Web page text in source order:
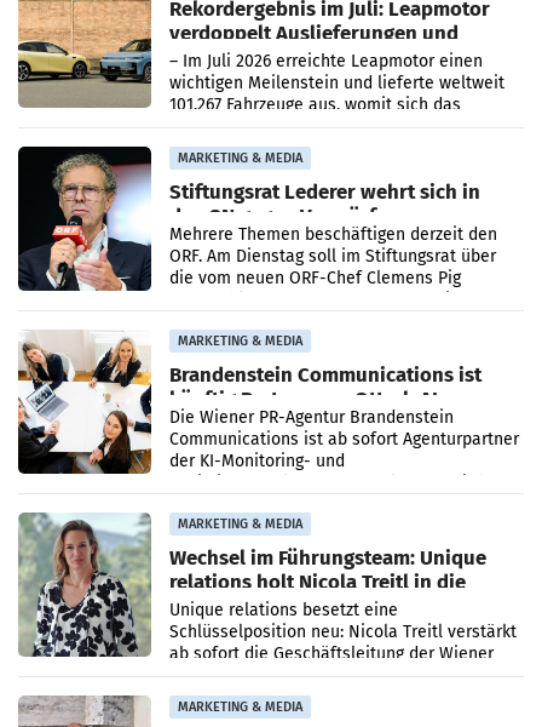
Rekordergebnis im Juli: Leapmotor
verdoppelt Auslieferungen und
überschreitet die 100.000er-Marke
– Im Juli 2026 erreichte Leapmotor einen
wichtigen Meilenstein und lieferte weltweit
101.267 Fahrzeuge aus, womit sich das
Ergebnis gegenüber Juli 2025 mehr als
verdoppelte (+102
MARKETING & MEDIA
Stiftungsrat Lederer wehrt sich in
den SN gegen Vorwürfe
Mehrere Themen beschäftigen derzeit den
ORF. Am Dienstag soll im Stiftungsrat über
die vom neuen ORF-Chef Clemens Pig
MARKETING & MEDIA
Brandenstein Communications ist
künftig Partner von OtterlyAI
Die Wiener PR-Agentur Brandenstein
Communications ist ab sofort Agenturpartner
der KI-Monitoring- und
MARKETING & MEDIA
Wechsel im Führungsteam: Unique
relations holt Nicola Treitl in die
Geschäftsleitung
Unique relations besetzt eine
Schlüsselposition neu: Nicola Treitl verstärkt
ab sofort die Geschäftsleitung der Wiener
PR-Agentur an der Seite von Josef Kalina und
Anna Kalina-Mahr.
MARKETING & MEDIA